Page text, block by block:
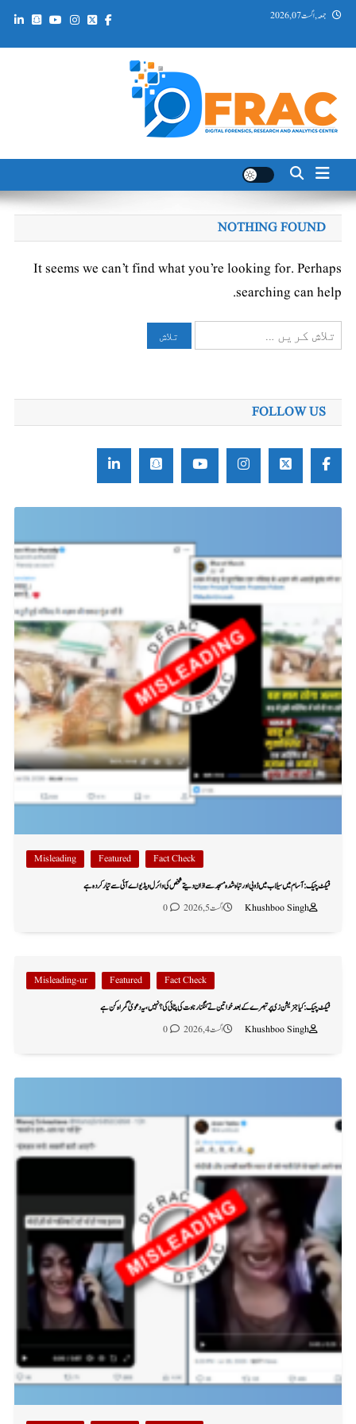
Skip جمعہ, اگست 07, 2026
DFRAC_ORG
NOTHING FOUND
It seems we can’t find what you’re looking for. Perhaps
searching can help.
تلاش
کریں
FOLLOW US
Fact Check
Featured
Misleading
فیکٹ چیک: آسام میں سیلاب میں ڈوبی اور تباہ شدہ مسجد سے اذان دیتے شخص کی وائرل ویڈیو اے آئی سے تیار کردہ ہے
Khushboo Singh
اگست 5, 2026 0
Fact Check
Featured
Misleading-ur
فیکٹ چیک: کیا جنریشن زی پر تبصرے کے بعد خواتین نے کنگنا رناوت کی پٹائی کی؟ نہیں، یہ دعویٰ گمراہ کن ہے
Khushboo Singh
اگست 4, 2026 0